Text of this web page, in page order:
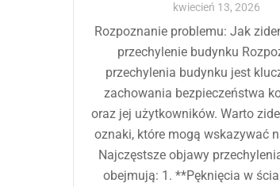
kwiecień 13, 2026
Rozpoznanie problemu: Jak
przechylenie budynku
przechylenia budynku jest
zachowania bezpieczeństwa
oraz jej użytkowników. Warto
oznaki, które mogą wskazywać
Najczęstsze objawy
obejmują: 1. **Pęknięcia w